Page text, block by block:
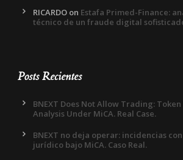
RICARDO on Estafa Primed-Finance:
técnico de un fraude digital
Posts Recientes
BNEXT Does Not Allow Trading:
Analysis Under MiCA. Real Case.
BNEXT no deja operar: incidencias
jurídico bajo MiCA. Caso Real.